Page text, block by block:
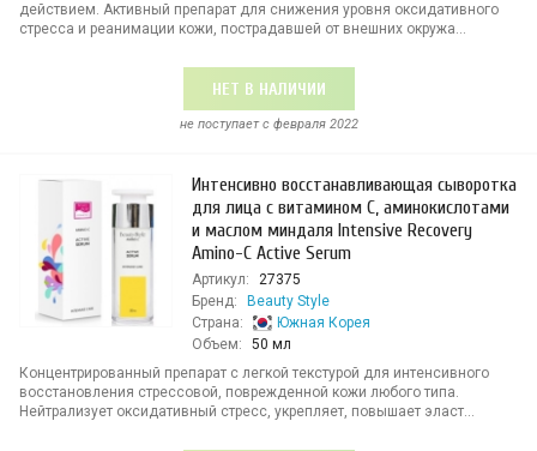
действием. Активный препарат для снижения уровня оксидативного
стресса и реанимации кожи, пострадавшей от внешних окружа...
НЕТ В НАЛИЧИИ
не поступает c февраля 2022
Интенсивно восстанавливающая сыворотка
для лица с витамином С, аминокислотами
и маслом миндаля Intensive Recovery
Amino-C Active Serum
Артикул:
27375
Бренд:
Beauty Style
Страна:
Южная Корея
Объем:
50 мл
Концентрированный препарат с легкой текстурой для интенсивного
восстановления стрессовой, поврежденной кожи любого типа.
Нейтрализует оксидативный стресс, укрепляет, повышает эласт...